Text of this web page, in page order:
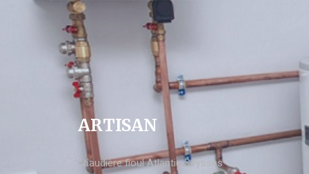
ARTISAN
chaudière fioul Atlantic Seysses